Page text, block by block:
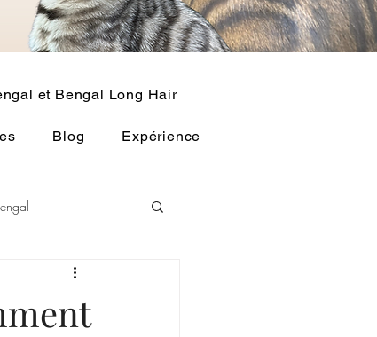
et Bengal Long Hair
Blog Expérience